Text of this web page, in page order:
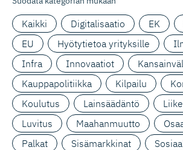
Kaikki Digitalisaatio EK
EU
Hyötytietoa yrityksille
Infra
Innovaatiot
Kauppapolitiikka
Kilpailu
Koulutus
Lainsäädäntö
Luvitus
Maahanmuutto
Palkat
Sisämarkkinat